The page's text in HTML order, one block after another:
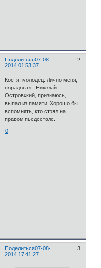
Поделиться 2
07-08-
2014 01:53:37
Костя, молодец. Лично меня,
порадовал. Николай
Островский, признаюсь,
выпал из памяти. Хорошо бы
вспомнить, кто стоял на
правом пьедестале.
0
Поделиться 3
07-08-
2014 17:41:27